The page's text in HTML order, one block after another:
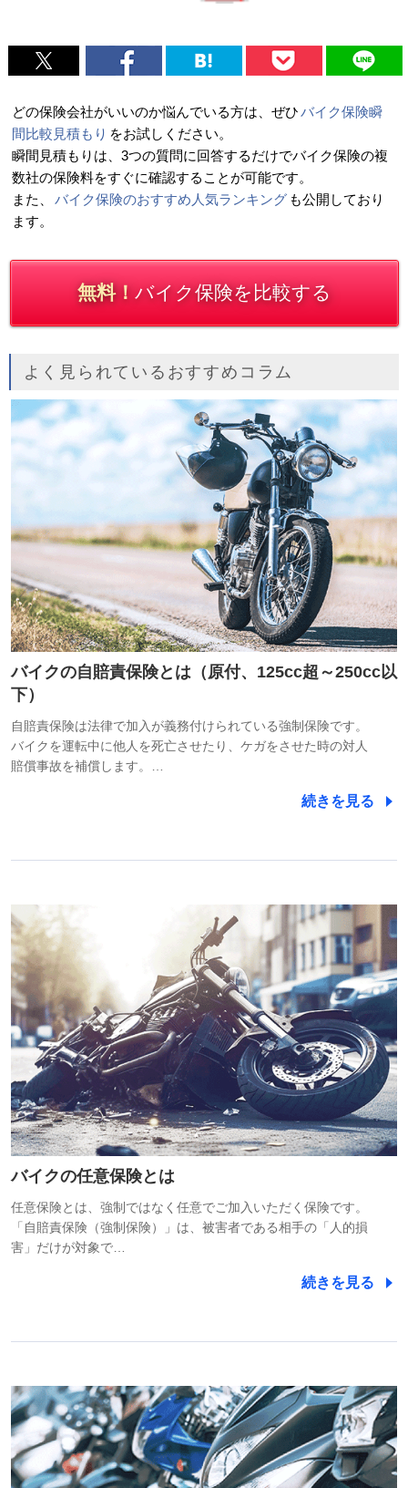
どの保険会社がいいのか悩んでいる方は、ぜひ バイク保険瞬
間比較見積もり をお試しください。
瞬間見積もりは、3つの質問に回答するだけでバイク保険の複
数社の保険料をすぐに確認することが可能です。
また、
バイク保険のおすすめ人気ランキング も公開しており
ます。
無料！ バイク保険を比較する
よく見られているおすすめコラム
バイクの自賠責保険とは（原付、125cc超～250cc以
下）
自賠責保険は法律で加入が義務付けられている強制保険です。
バイクを運転中に他人を死亡させたり、ケガをさせた時の対人
賠償事故を補償します。…
続きを見る
バイクの任意保険とは
任意保険とは、強制ではなく任意でご加入いただく保険です。
「自賠責保険（強制保険）」は、被害者である相手の「人的損
害」だけが対象で…
続きを見る